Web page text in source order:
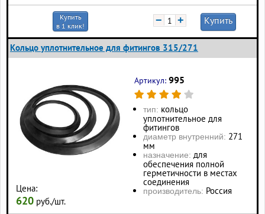
Купить
в 1 клик!
− + Купить
Кольцо уплотнительное для фитингов 315/271
Цена:
620 руб./шт.
Артикул: 995
тип: кольцо
уплотнительное для
фитингов
диаметр внутренний: 271
мм
назначение: для
обеспечения полной
герметичности в местах
соединения
производитель: Россия